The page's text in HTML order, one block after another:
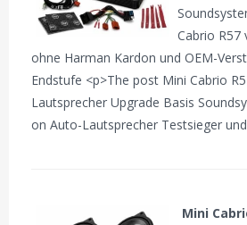
Cabrio R57
ohne Harman Kardon und OEM-
Endstufe <p>The post Mini Cabrio
Lautsprecher Upgrade Basis
on Auto-Lautsprecher Testsieger
Mini